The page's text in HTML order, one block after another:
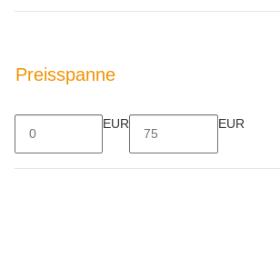
Preisspanne
EUR EUR